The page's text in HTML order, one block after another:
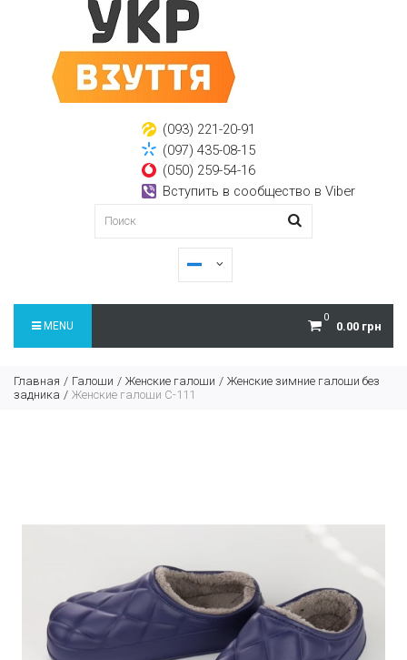
(093) 221-20-91
(097) 435-08-15
(050) 259-54-16
Вступить в сообщество в Viber
0
0.00 грн
MENU
Главная Галоши Женские галоши
Женские зимние галоши без
задника
Женские галоши С-111